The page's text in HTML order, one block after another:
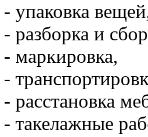
- упаковка
- разборка и
- маркировка,
-
- расстановка
- такелажные